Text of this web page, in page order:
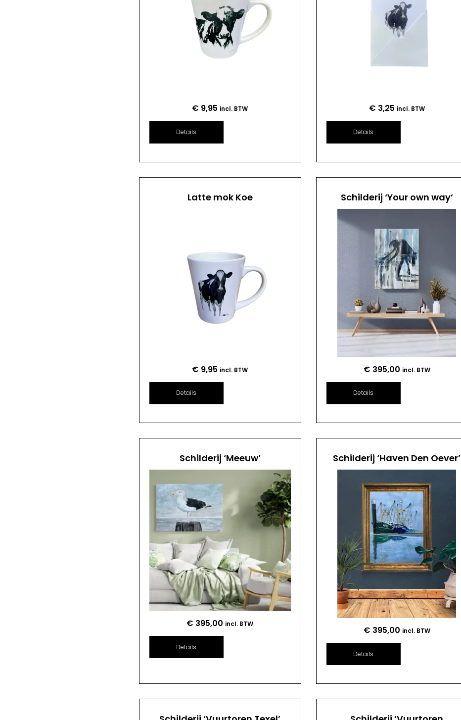
€ 9,95 incl. BTW
Details
€ 3,25 incl. BTW
Details
Latte mok Koe
€ 9,95 incl. BTW
Details
Schilderij ‘Your own way’
€ 395,00 incl. BTW
Details
Schilderij ‘Meeuw’
€ 395,00 incl. BTW
Details
Schilderij ‘Haven Den Oever’
€ 395,00 incl. BTW
Details